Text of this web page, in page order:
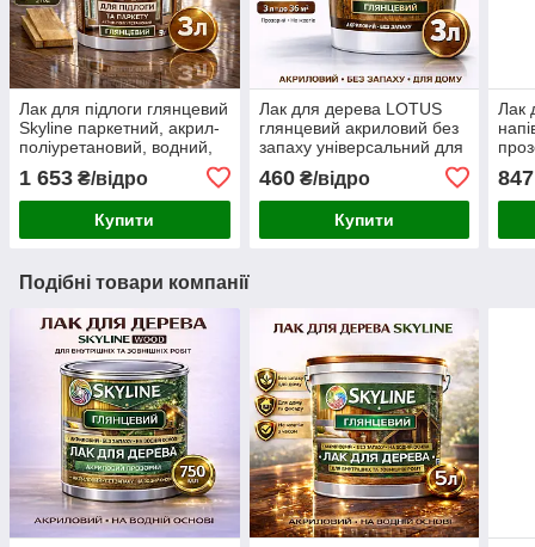
Лак для підлоги глянцевий
Skyline паркетний, акрил-
поліуретановий, водний,
зносостійкий, без запаху, 3
л
1 653 ₴/відро
Купити
Лак для дерева LOTUS
глянцевий акриловий без
запаху універсальний для
підлоги меблів та фасаду
зносостійкий прозорий 3 л
460₴/відро
Купити
Лак
847
Подібні товари компанії